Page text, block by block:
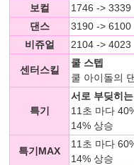
보컬
1746 -> 3339
댄스
3190 -> 6100
비쥬얼
2104 -> 4023
센터스킬
쿨 스텝
쿨 아이돌의
특기
서로 부딪히는
11초 마다
14% 상승
특기MAX
11초 마다
14% 상승